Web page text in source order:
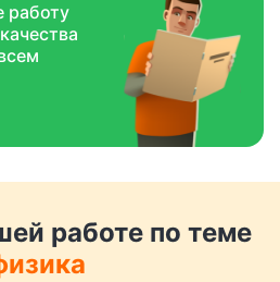
работу
работе по теме